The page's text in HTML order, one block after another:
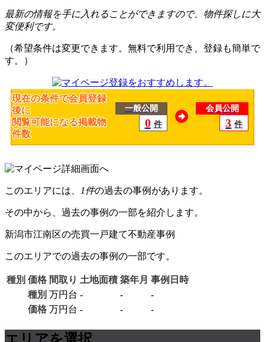
最新の情報を手に入れることができますので、物件探しに大
変便利です。
（希望条件は変更できます。無料で利用でき、登録も簡単で
す。）
現在の条件で会員登録
後に
閲覧可能になる掲載物
件数
一般公開
0 件
会員公開
3 件
このエリアには、 1件の過去の事例があります。
その中から、過去の事例の一部を紹介します。
新潟市江南区の売買一戸建て不動産事例
このエリアでの過去の事例の一部です。
種別 価格 間取り 土地面積 築年月 事例日時
種別 万円台 - -
-
価格 万円台 - - -
エリアを選択